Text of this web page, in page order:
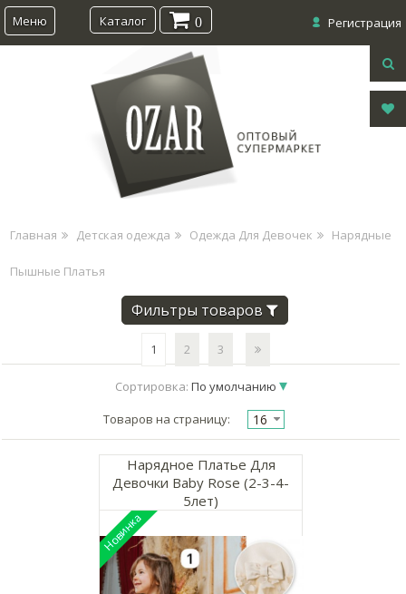
Меню Регистрация
Каталог 0
Главная Детская одежда Одежда Для Девочек Нарядные
Пышные Платья
Фильтры товаров
1 2 3
Сортировка: По умолчанию
Товаров на страницу: 16
Нарядное Платье Для
Девочки Baby Rose (2-3-4-
5лет)